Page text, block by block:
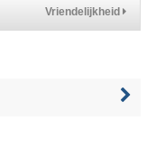
Vriendelijkheid